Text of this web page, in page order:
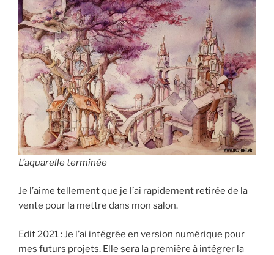
L’aquarelle terminée
Je l’aime tellement que je l’ai rapidement retirée de la
vente pour la mettre dans mon salon.
Edit 2021 : Je l’ai intégrée en version numérique pour
mes futurs projets. Elle sera la première à intégrer la